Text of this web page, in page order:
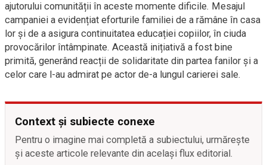
ajutorului comunității în aceste momente dificile. Mesajul
campaniei a evidențiat eforturile familiei de a rămâne în casa
lor și de a asigura continuitatea educației copiilor, în ciuda
provocărilor întâmpinate. Această inițiativă a fost bine
primită, generând reacții de solidaritate din partea fanilor și a
celor care l-au admirat pe actor de-a lungul carierei sale.
Context și subiecte conexe
Pentru o imagine mai completă a subiectului, urmărește
și aceste articole relevante din același flux editorial.